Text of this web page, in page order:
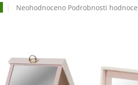
Průměrné
5
Neohodnoceno Podrobnosti